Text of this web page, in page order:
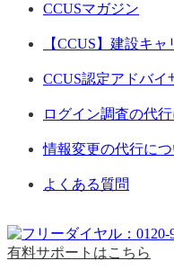
CCUSマガジン
【CCUS】建設キ
CCUS認定アドバイ
ログイン調査の代
情報変更の代行につ
よくある質問
有料サポートはこちら